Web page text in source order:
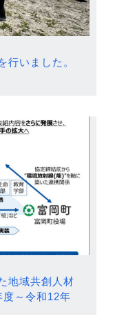
行いました。
地域共創人材
～令和12年